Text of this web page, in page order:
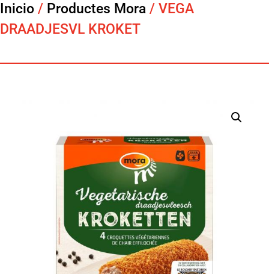
Inicio / Productes Mora / VEGA
DRAADJESVL KROKET